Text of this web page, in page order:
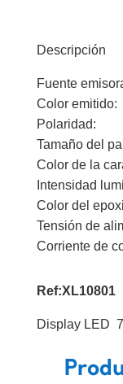
Descripción
Fuente
Color
Tamaño del
Color de la
Intensidad
Color del
Tensión de
Corriente
Ref:XL10801
Display LED